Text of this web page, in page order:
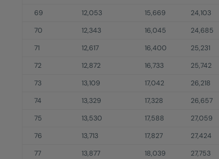
69
12,053 15,669
24,103
70
12,343 16,045
24,685
71
12,617 16,400
25,231
72
12,872 16,733
25,742
73
13,109 17,042
26,218
74
13,329 17,328
26,657
75
13,530 17,588
27,059
76
13,713 17,827
27,424
77
13,877 18,039
27,753